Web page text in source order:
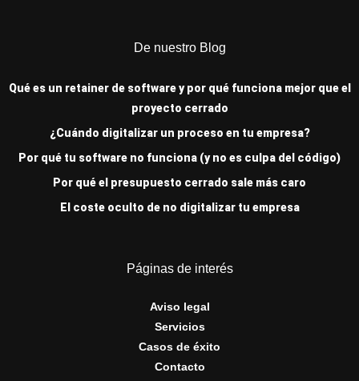
De nuestro Blog
Qué es un retainer de software y por qué funciona mejor que el
proyecto cerrado
¿Cuándo digitalizar un proceso en tu empresa?
Por qué tu software no funciona (y no es culpa del código)
Por qué el presupuesto cerrado sale más caro
El coste oculto de no digitalizar tu empresa
Páginas de interés
Aviso legal
Servicios
Casos de éxito
Contacto